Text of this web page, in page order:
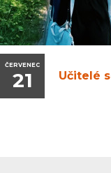
ČERVENEC
21 Učitelé